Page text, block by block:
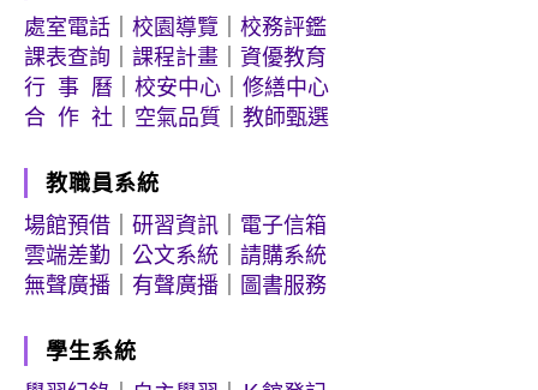
處室電話
校園導覽
校務評鑑
課表查詢
課程計畫
資優教育
行 事 曆
校安中心
修繕中心
合 作 社
空氣品質 教師甄選
教職員系統
場館預借
研習資訊
電子信箱
雲端差勤
公文系統
請購系統
無聲廣播
有聲廣播 圖書服務
學生系統